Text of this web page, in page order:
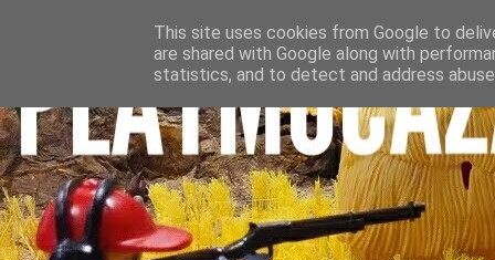
This site uses cookies from Google to
are shared with Google along with
statistics, and to detect and address